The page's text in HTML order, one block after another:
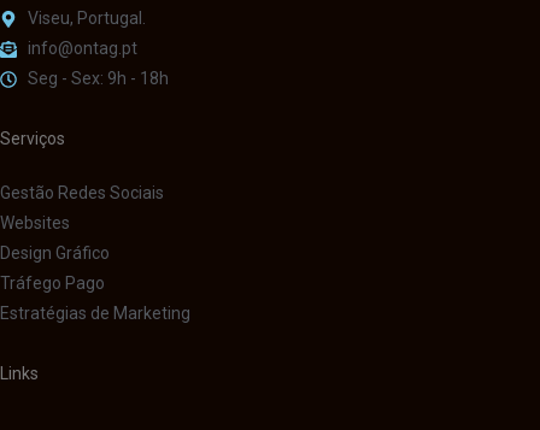
Viseu, Portugal.
info@ontag.pt
Seg - Sex: 9h - 18h
Serviços
Gestão Redes Sociais
Websites
Design Gráfico
Tráfego Pago
Estratégias de Marketing
Links